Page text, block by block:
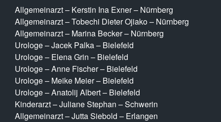
Allgemeinarzt – Kerstin Ina Exner – Nürnberg
Allgemeinarzt – Tobechi Dieter Ojiako – Nürnberg
Allgemeinarzt – Marina Becker – Nürnberg
Urologe – Jacek Palka – Bielefeld
Urologe – Elena Grin – Bielefeld
Urologe – Anne Fischer – Bielefeld
Urologe – Meike Meier – Bielefeld
Urologe – Anatolij Albert – Bielefeld
Kinderarzt – Juliane Stephan – Schwerin
Allgemeinarzt – Jutta Siebold – Erlangen